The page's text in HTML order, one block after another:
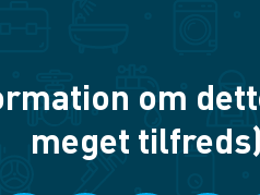
om
meget tilfreds)